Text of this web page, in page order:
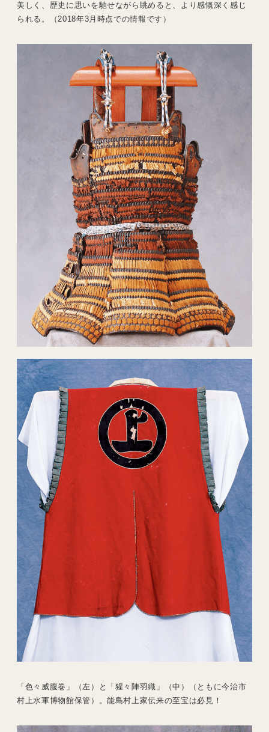
美しく、歴史に思いを馳せながら眺めると、より感慨深く感じ
られる。（2018年3月時点での情報です）
「色々威腹巻」（左）と「猩々陣羽織」（中）（ともに今治市
村上水軍博物館保管）。能島村上家伝来の至宝は必見！